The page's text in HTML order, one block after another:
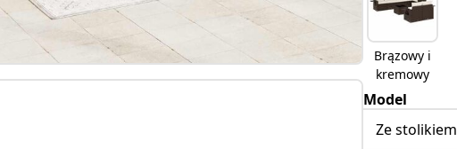
Brązowy i
kremowy
Model
Ze stolikiem